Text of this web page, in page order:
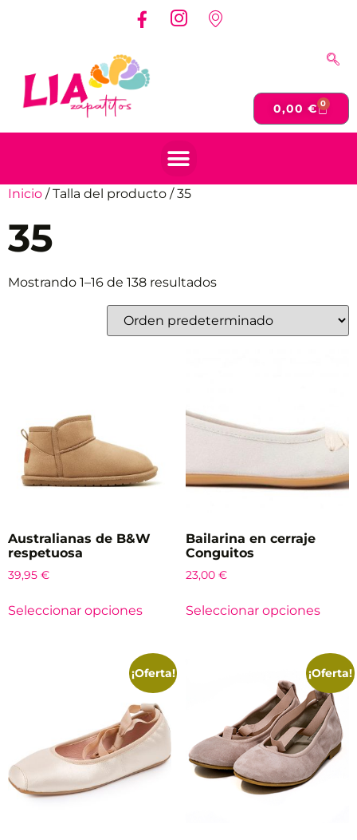
0,00€ 0
Inicio / Talla del producto / 35
35
Mostrando 1–16 de 138 resultados
Australianas de B&W
respetuosa
39,95 €
Seleccionar opciones
Bailarina en cerraje
Conguitos
23,00 €
Seleccionar opciones
¡Oferta! ¡Oferta!